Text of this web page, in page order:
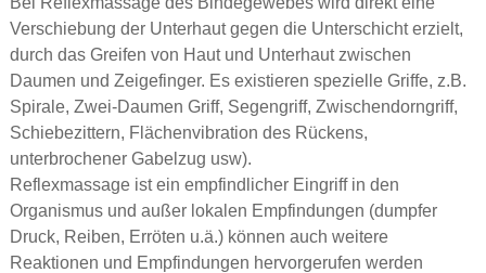
Verschiebung der Unterhaut gegen die Unterschicht erzielt,
durch das Greifen von Haut und Unterhaut zwischen
Daumen und Zeigefinger. Es existieren spezielle Griffe, z.B.
Spirale, Zwei-Daumen Griff, Segengriff, Zwischendorngriff,
Schiebezittern, Flächenvibration des Rückens,
unterbrochener Gabelzug usw).
Reflexmassage ist ein empfindlicher Eingriff in den
Organismus und außer lokalen Empfindungen (dumpfer
Druck, Reiben, Erröten u.ä.) können auch weitere
Reaktionen und Empfindungen hervorgerufen werden